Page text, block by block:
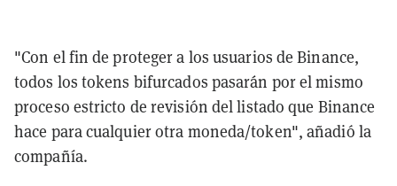
"Con el fin de proteger a los usuarios de Binance,
todos los tokens bifurcados pasarán por el mismo
proceso estricto de revisión del listado que Binance
hace para cualquier otra moneda/token", añadió la
compañía.